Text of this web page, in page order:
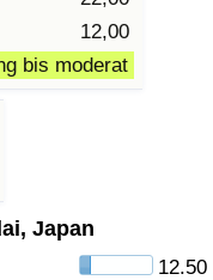
12,00
bis moderat
Japan
12.50